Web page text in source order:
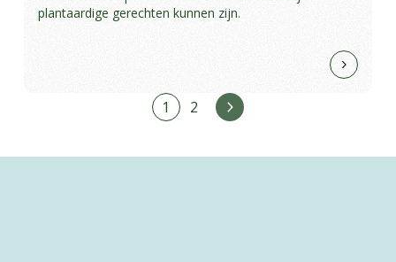
plantaardige gerechten kunnen zijn.
1 2 Volgende